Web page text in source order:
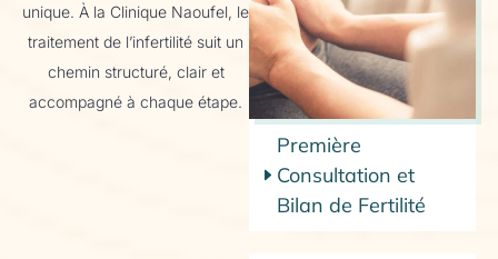
unique. À la Clinique Naoufel, le
traitement de l’infertilité suit un
chemin structuré, clair et
accompagné à chaque étape.
Première
Consultation et
Bilan de Fertilité